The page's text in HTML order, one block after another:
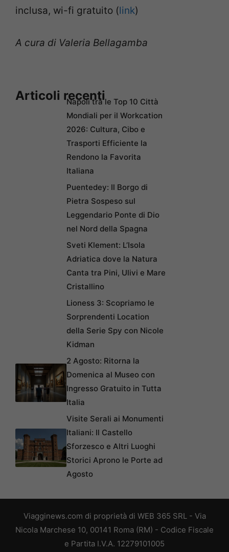
inclusa, wi-fi gratuito (link)
A cura di Valeria Bellagamba
Articoli recentiNapoli tra le Top 10 Città
Mondiali per il Workcation
2026: Cultura, Cibo e
Trasporti Efficiente la
Rendono la Favorita
Italiana
Puentedey: Il Borgo di
Pietra Sospeso sul
Leggendario Ponte di Dio
nel Nord della Spagna
Sveti Klement: L’Isola
Adriatica dove la Natura
Canta tra Pini, Ulivi e Mare
Cristallino
Lioness 3: Scopriamo le
Sorprendenti Location
della Serie Spy con Nicole
Kidman
2 Agosto: Ritorna la
Domenica al Museo con
Ingresso Gratuito in Tutta
Italia
Visite Serali ai Monumenti
Italiani: Il Castello
Sforzesco e Altri Luoghi
Storici Aprono le Porte ad
Agosto
Viagginews.com di proprietà di WEB 365 SRL - Via
Nicola Marchese 10, 00141 Roma (RM) - Codice Fiscale
e Partita I.V.A. 12279101005